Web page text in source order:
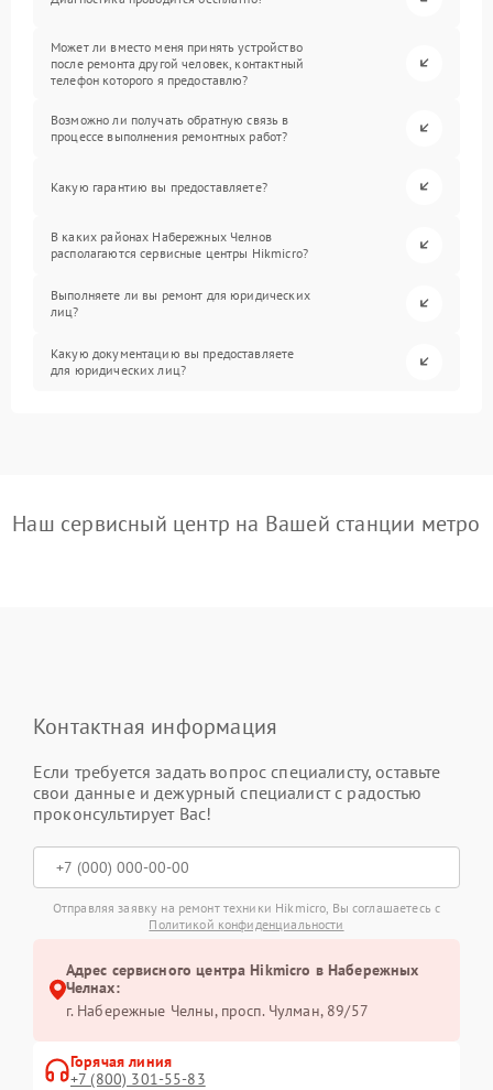
Может ли вместо меня принять устройство
после ремонта другой человек, контактный
телефон которого я предоставлю?
Возможно ли получать обратную связь в
процессе выполнения ремонтных работ?
Какую гарантию вы предоставляете?
В каких районах Набережных Челнов
располагаются сервисные центры Hikmicro?
Выполняете ли вы ремонт для юридических
лиц?
Какую документацию вы предоставляете
для юридических лиц?
Наш сервисный центр на Вашей станции метро
Контактная информация
Если требуется задать вопрос специалисту, оставьте
свои данные и дежурный специалист с радостью
проконсультирует Вас!
Отправляя заявку на ремонт техники Hikmicro, Вы соглашаетесь с
Политикой конфиденциальности
Адрес сервисного центра Hikmicro в Набережных
Челнах:
г. Набережные Челны, просп. Чулман, 89/57
Горячая линия
+7 (800) 301-55-83